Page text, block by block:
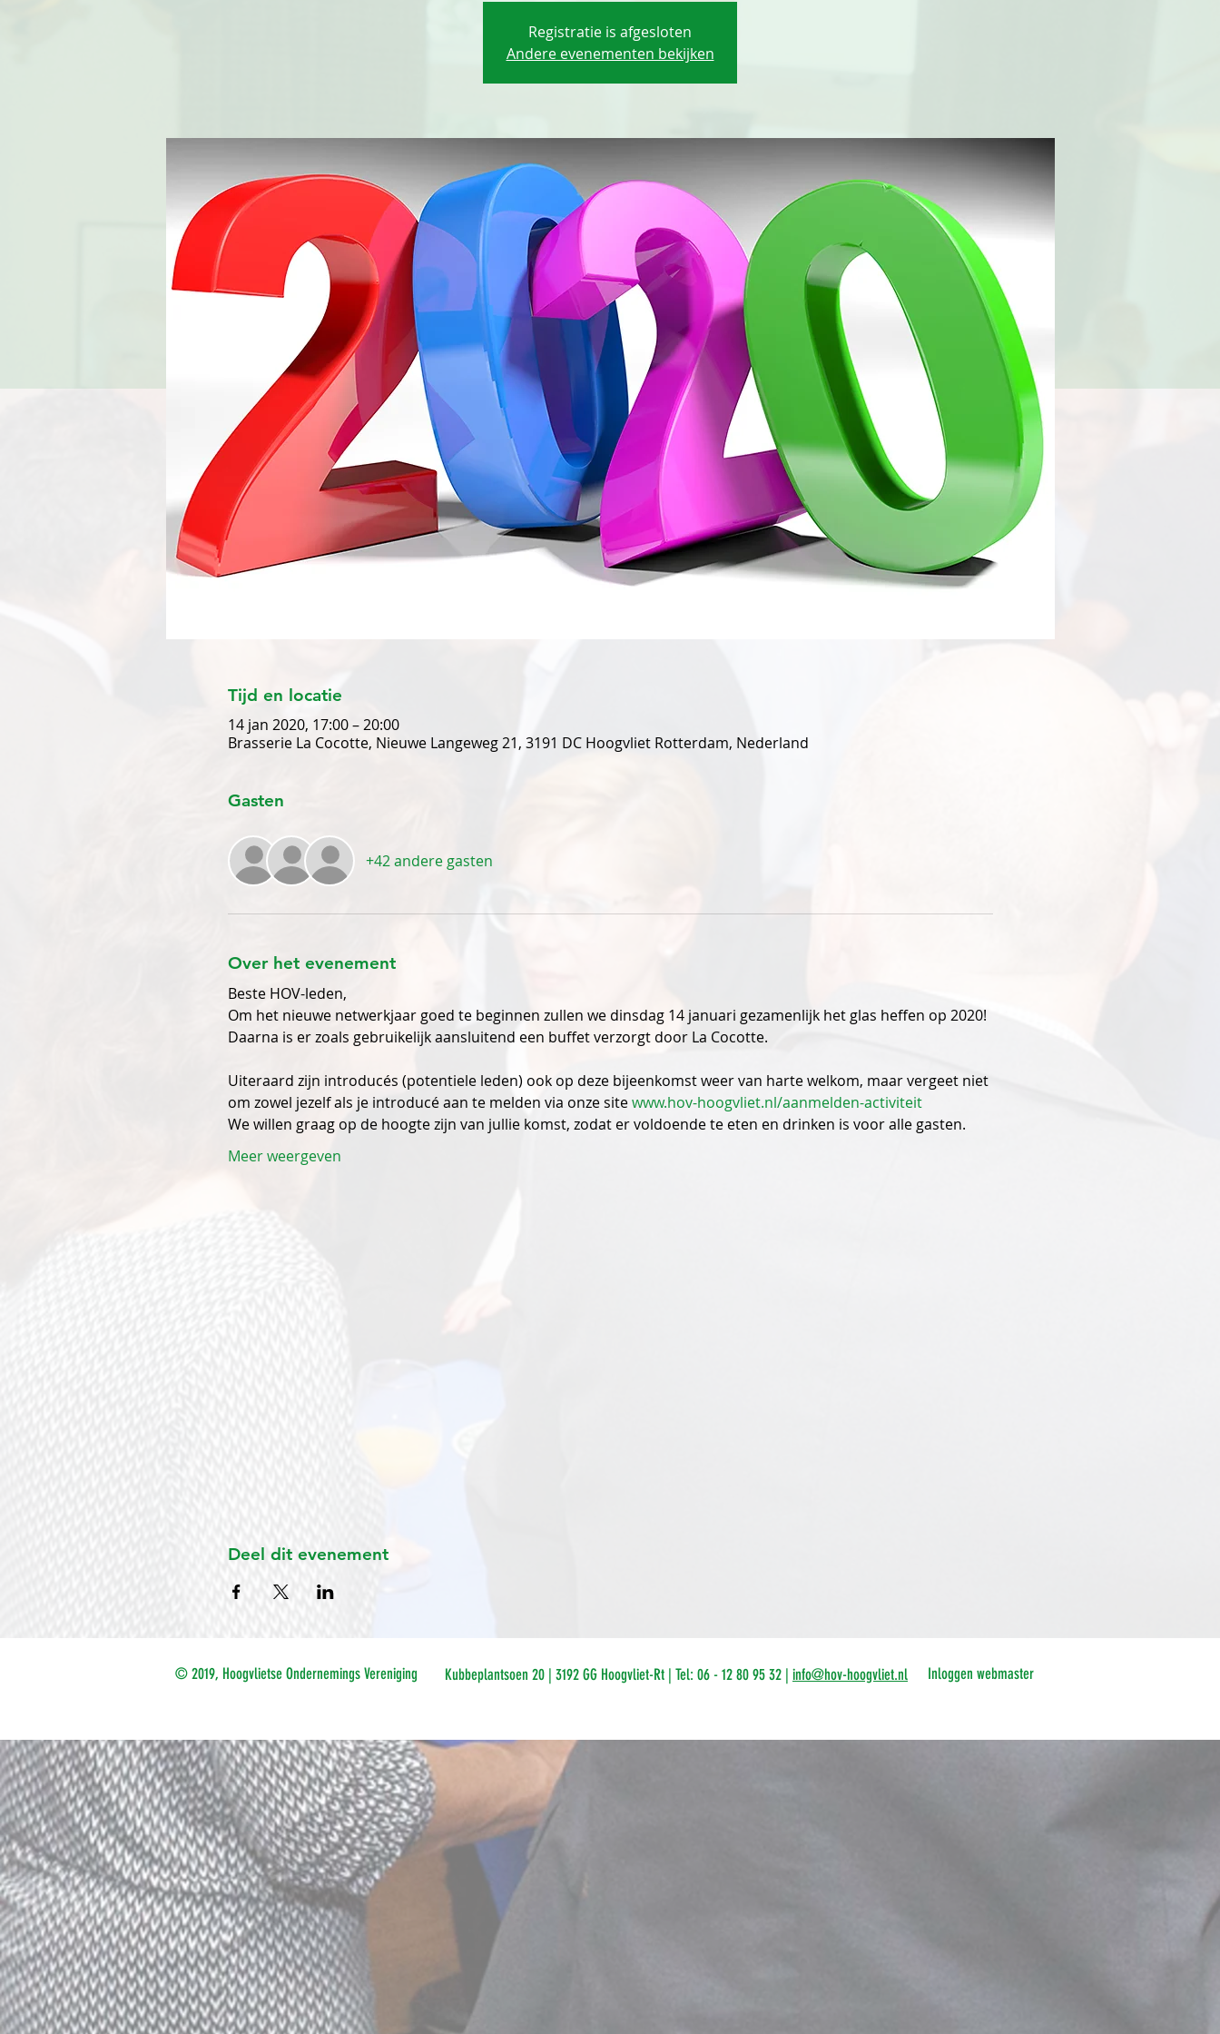
Registratie is afgesloten
Andere evenementen bekijken
Tijd en locatie
14 jan 2020, 17:00 – 20:00
Brasserie La Cocotte, Nieuwe Langeweg 21, 3191 DC Hoogvliet Rotterdam, Nederland
Gasten
+42 andere gasten
Over het evenement
Beste HOV-leden,
Om het nieuwe netwerkjaar goed te beginnen zullen we dinsdag 14 januari gezamenlijk het glas heffen op 2020!
Daarna is er zoals gebruikelijk aansluitend een buffet verzorgt door La Cocotte.
Uiteraard zijn introducés (potentiele leden) ook op deze bijeenkomst weer van harte welkom, maar vergeet niet
om zowel jezelf als je introducé aan te melden via onze site www.hov-hoogvliet.nl/aanmelden-activiteit
We willen graag op de hoogte zijn van jullie komst, zodat er voldoende te eten en drinken is voor alle gasten.
Meer weergeven
Deel dit evenement
© 2019, Hoogvlietse Ondernemings Vereniging Kubbeplantsoen 20 | 3192 GG Hoogvliet-Rt | Tel: 06 - 12 80 95 32 | info@hov-hoogvliet.nl Inloggen webmaster